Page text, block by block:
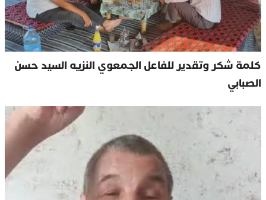
كلمة شكر وتقدير للفاعل الجمعوي النزيه السيد حسن
الصبابي